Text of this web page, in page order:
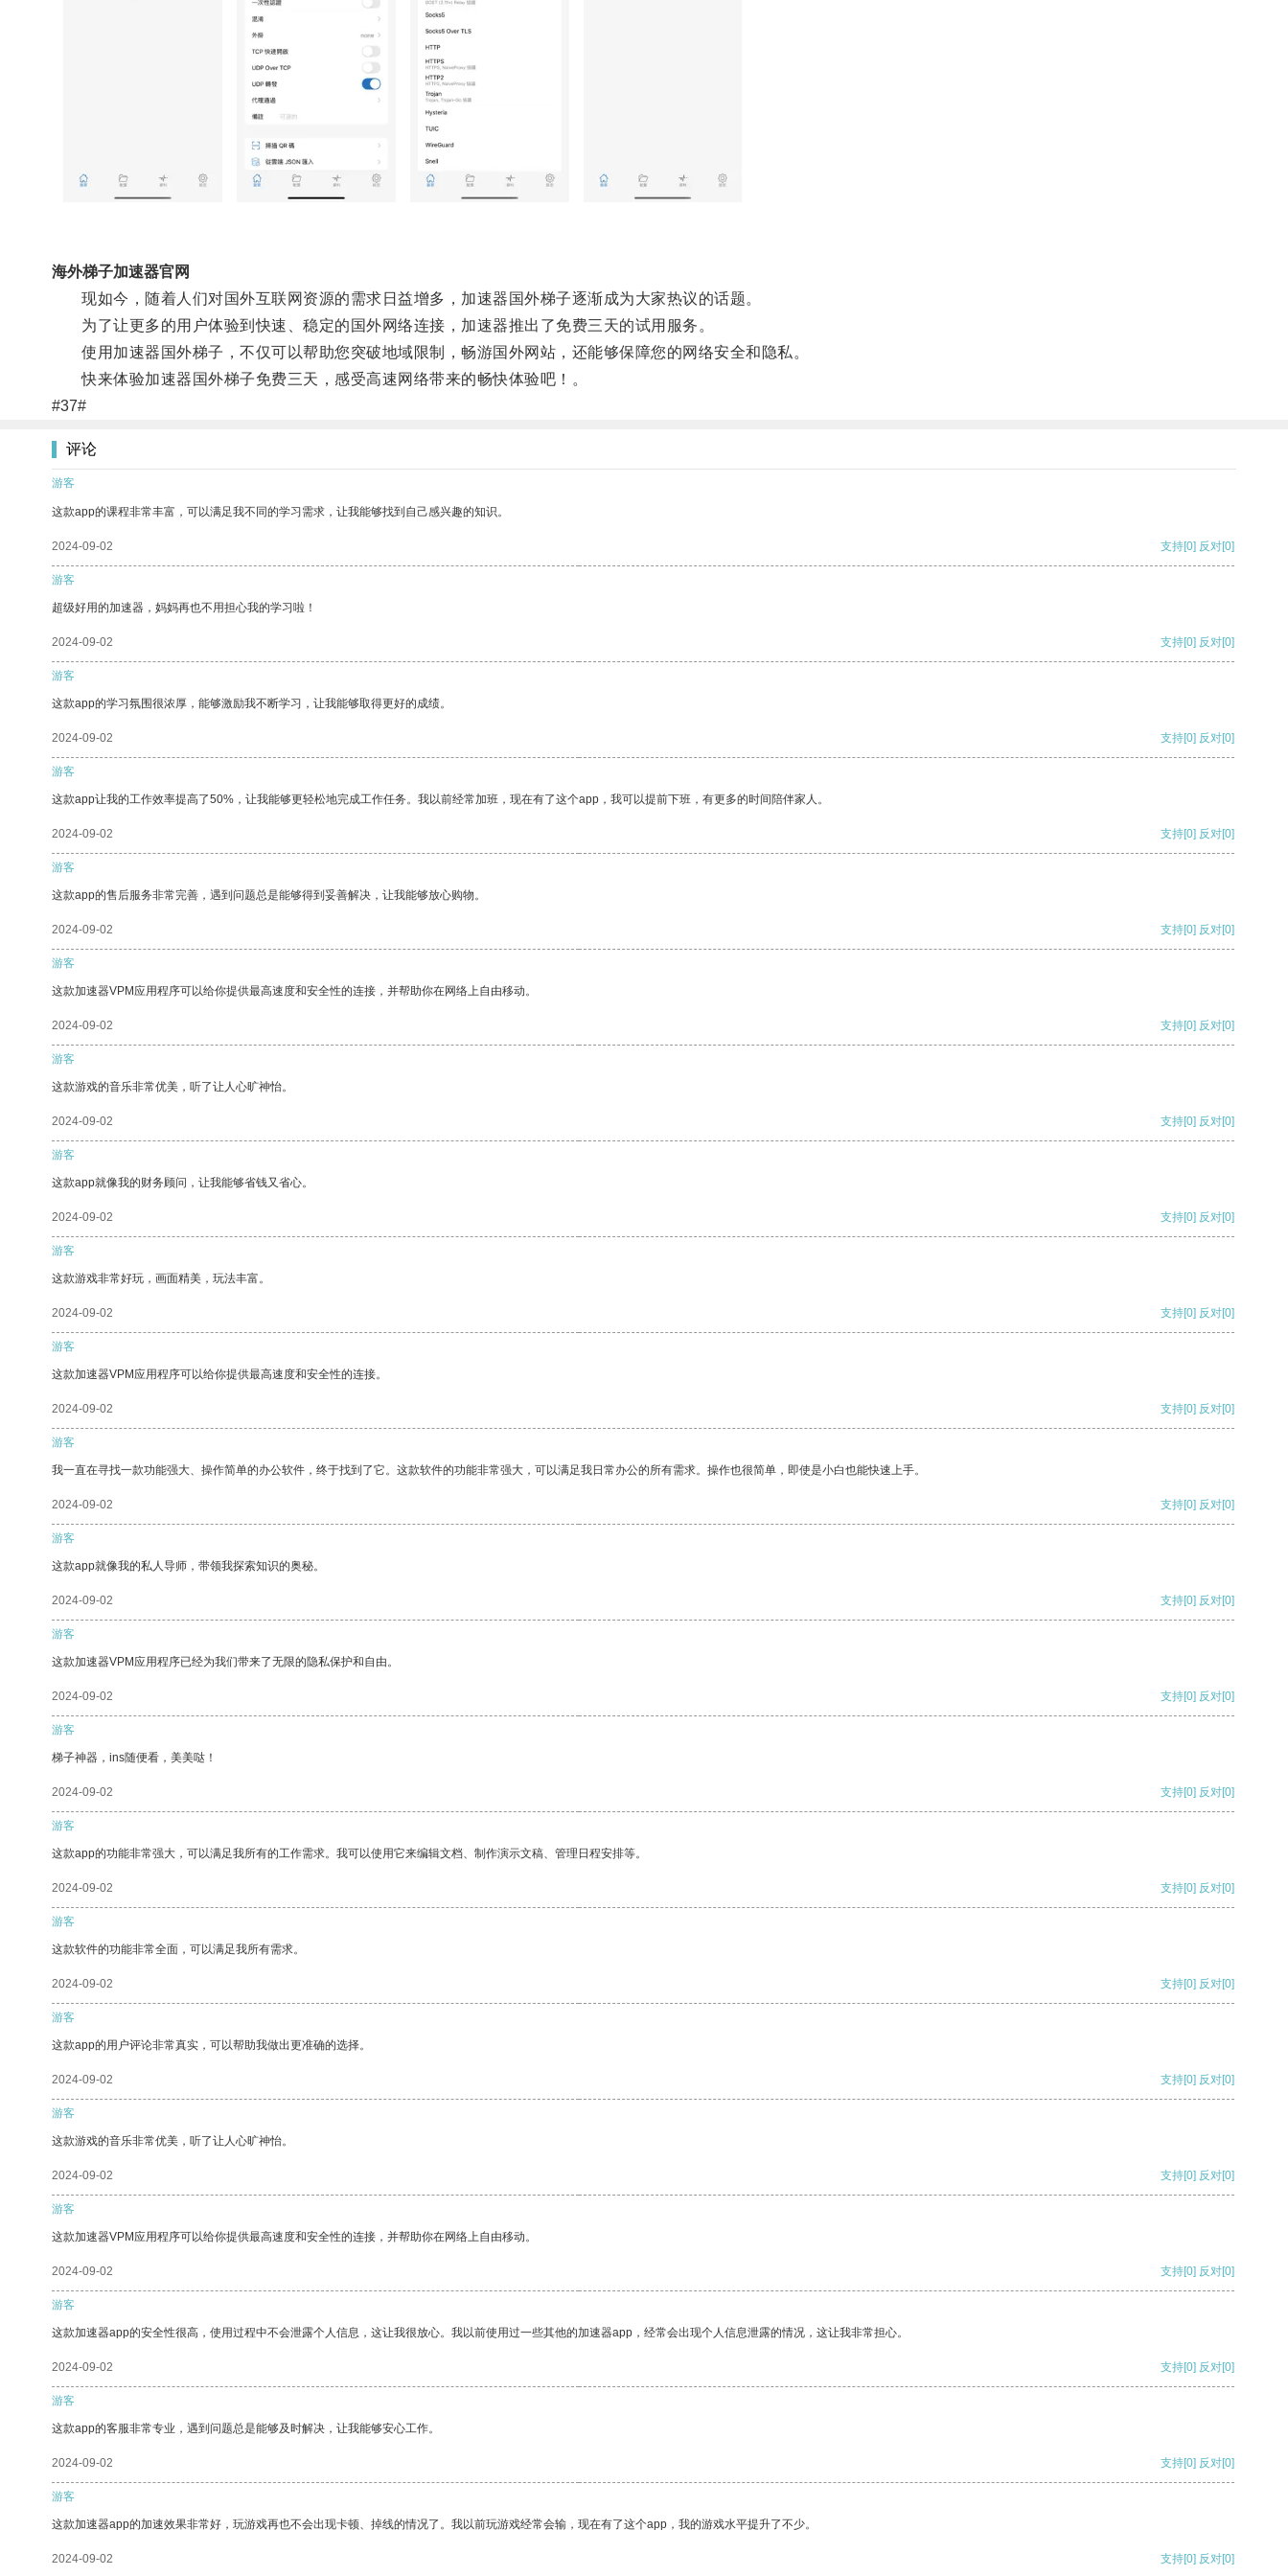
海外梯子加速器官网
现如今，随着人们对国外互联网资源的需求日益增多，加速器国外梯子逐渐成为大家热议的话题。
为了让更多的用户体验到快速、稳定的国外网络连接，加速器推出了免费三天的试用服务。
使用加速器国外梯子，不仅可以帮助您突破地域限制，畅游国外网站，还能够保障您的网络安全和隐私。
快来体验加速器国外梯子免费三天，感受高速网络带来的畅快体验吧！。
#37#
评论
游客
这款app的课程非常丰富，可以满足我不同的学习需求，让我能够找到自己感兴趣的知识。
2024-09-02 支持[0] 反对[0]
游客
超级好用的加速器，妈妈再也不用担心我的学习啦！
2024-09-02 支持[0] 反对[0]
游客
这款app的学习氛围很浓厚，能够激励我不断学习，让我能够取得更好的成绩。
2024-09-02 支持[0] 反对[0]
游客
这款app让我的工作效率提高了50%，让我能够更轻松地完成工作任务。我以前经常加班，现在有了这个app，我可以提前下班，有更多的时间陪伴家人。
2024-09-02 支持[0] 反对[0]
游客
这款app的售后服务非常完善，遇到问题总是能够得到妥善解决，让我能够放心购物。
2024-09-02 支持[0] 反对[0]
游客
这款加速器VPM应用程序可以给你提供最高速度和安全性的连接，并帮助你在网络上自由移动。
2024-09-02 支持[0] 反对[0]
游客
这款游戏的音乐非常优美，听了让人心旷神怡。
2024-09-02 支持[0] 反对[0]
游客
这款app就像我的财务顾问，让我能够省钱又省心。
2024-09-02 支持[0] 反对[0]
游客
这款游戏非常好玩，画面精美，玩法丰富。
2024-09-02 支持[0] 反对[0]
游客
这款加速器VPM应用程序可以给你提供最高速度和安全性的连接。
2024-09-02 支持[0] 反对[0]
游客
我一直在寻找一款功能强大、操作简单的办公软件，终于找到了它。这款软件的功能非常强大，可以满足我日常办公的所有需求。操作也很简单，即使是小白也能快速上手。
2024-09-02 支持[0] 反对[0]
游客
这款app就像我的私人导师，带领我探索知识的奥秘。
2024-09-02 支持[0] 反对[0]
游客
这款加速器VPM应用程序已经为我们带来了无限的隐私保护和自由。
2024-09-02 支持[0] 反对[0]
游客
梯子神器，ins随便看，美美哒！
2024-09-02 支持[0] 反对[0]
游客
这款app的功能非常强大，可以满足我所有的工作需求。我可以使用它来编辑文档、制作演示文稿、管理日程安排等。
2024-09-02 支持[0] 反对[0]
游客
这款软件的功能非常全面，可以满足我所有需求。
2024-09-02 支持[0] 反对[0]
游客
这款app的用户评论非常真实，可以帮助我做出更准确的选择。
2024-09-02 支持[0] 反对[0]
游客
这款游戏的音乐非常优美，听了让人心旷神怡。
2024-09-02 支持[0] 反对[0]
游客
这款加速器VPM应用程序可以给你提供最高速度和安全性的连接，并帮助你在网络上自由移动。
2024-09-02 支持[0] 反对[0]
游客
这款加速器app的安全性很高，使用过程中不会泄露个人信息，这让我很放心。我以前使用过一些其他的加速器app，经常会出现个人信息泄露的情况，这让我非常担心。
2024-09-02 支持[0] 反对[0]
游客
这款app的客服非常专业，遇到问题总是能够及时解决，让我能够安心工作。
2024-09-02 支持[0] 反对[0]
游客
这款加速器app的加速效果非常好，玩游戏再也不会出现卡顿、掉线的情况了。我以前玩游戏经常会输，现在有了这个app，我的游戏水平提升了不少。
2024-09-02 支持[0] 反对[0]